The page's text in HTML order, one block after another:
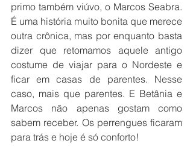
primo também viúvo, o Marcos Seabra.
É uma história muito bonita que merece
outra crônica, mas por enquanto basta
dizer que retomamos aquele antigo
costume de viajar para o Nordeste e
ficar em casas de parentes. Nesse
caso, mais que parentes. E Betânia e
Marcos não apenas gostam como
sabem receber. Os perrengues ficaram
para trás e hoje é só conforto!